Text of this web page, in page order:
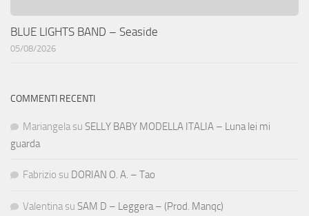
BLUE LIGHTS BAND – Seaside
05/08/2026
COMMENTI RECENTI
Mariangela su SELLY BABY MODELLA ITALIA – Luna lei mi
guarda
Fabrizio su DORIAN O. A. – Tao
Valentina su SAM D – Leggera – (Prod. Manqc)